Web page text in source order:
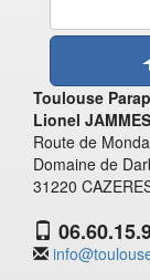
Toulouse
Lionel JAMMES
Route de
Domaine de
31220